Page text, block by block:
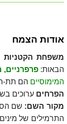
אודות הצמח
משפחת הקטניות
הבאות:פרפרניים,
המימוסיים הם תת-
הפרחים ערוכים
מקור השם: